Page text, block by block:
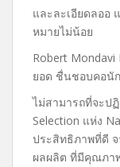
และละเอียดลออ
หมายไม่น้อย
Robert
ยอด ชื่นชอบคอนั
ไม่สามารถที่จะป
Selection แห่ง
ประสิทธิภาพที่ดี จ
ผลผลิต ที่มีคุณภา